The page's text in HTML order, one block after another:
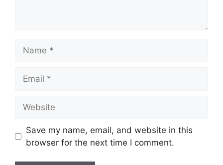
Save my name, email, and website in this
browser for the next time I comment.